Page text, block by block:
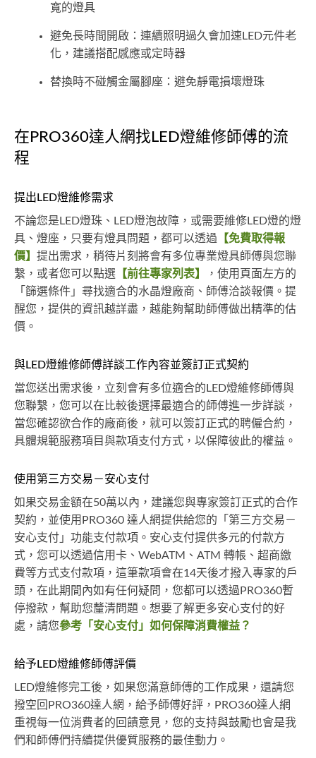
寬的燈具
避免長時間開啟：連續照明過久會加速LED元件老
化，建議搭配感應或定時器
替換時不碰觸金屬腳座：避免靜電損壞燈珠
在PRO360達人網找LED燈維修師傅的流
程
提出LED燈維修需求
不論您是LED燈珠、LED燈泡故障，或需要維修LED燈的燈
具、燈座，只要有燈具問題，都可以透過 【免費取得報
價】 提出需求，稍待片刻將會有多位專業燈具師傅與您聯
繫，或者您可以點選 【前往專家列表】
，使用頁面左方的
「篩選條件」尋找適合的水晶燈廠商、師傅洽談報價。提
醒您，提供的資訊越詳盡，越能夠幫助師傅做出精準的估
價。
與LED燈維修師傅詳談工作內容並簽訂正式契約
當您送出需求後，立刻會有多位適合的LED燈維修師傅與
您聯繫，您可以在比較後選擇最適合的師傅進一步詳談，
當您確認欲合作的廠商後，就可以簽訂正式的聘僱合約，
具體規範服務項目與款項支付方式，以保障彼此的權益。
使用第三方交易－安心支付
如果交易金額在50萬以內，建議您與專家簽訂正式的合作
契約，並使用PRO360 達人網提供給您的「第三方交易－
安心支付」功能支付款項。安心支付提供多元的付款方
式，您可以透過信用卡、WebATM、ATM 轉帳、超商繳
費等方式支付款項，這筆款項會在14天後才撥入專家的戶
頭，在此期間內如有任何疑問，您都可以透過PRO360暫
停撥款，幫助您釐清問題。想要了解更多安心支付的好
處，請您參考「安心支付」如何保障消費權益？
給予LED燈維修師傅評價
LED燈維修完工後，如果您滿意師傅的工作成果，還請您
撥空回PRO360達人網，給予師傅好評，PRO360達人網
重視每一位消費者的回饋意見，您的支持與鼓勵也會是我
們和師傅們持續提供優質服務的最佳動力。